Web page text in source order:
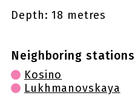
Depth: 18 metres
Neighboring
Kosino
Lukhmanovskaya